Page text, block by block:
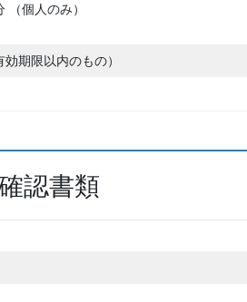
個人のみ）
期限以内のもの）
認書類